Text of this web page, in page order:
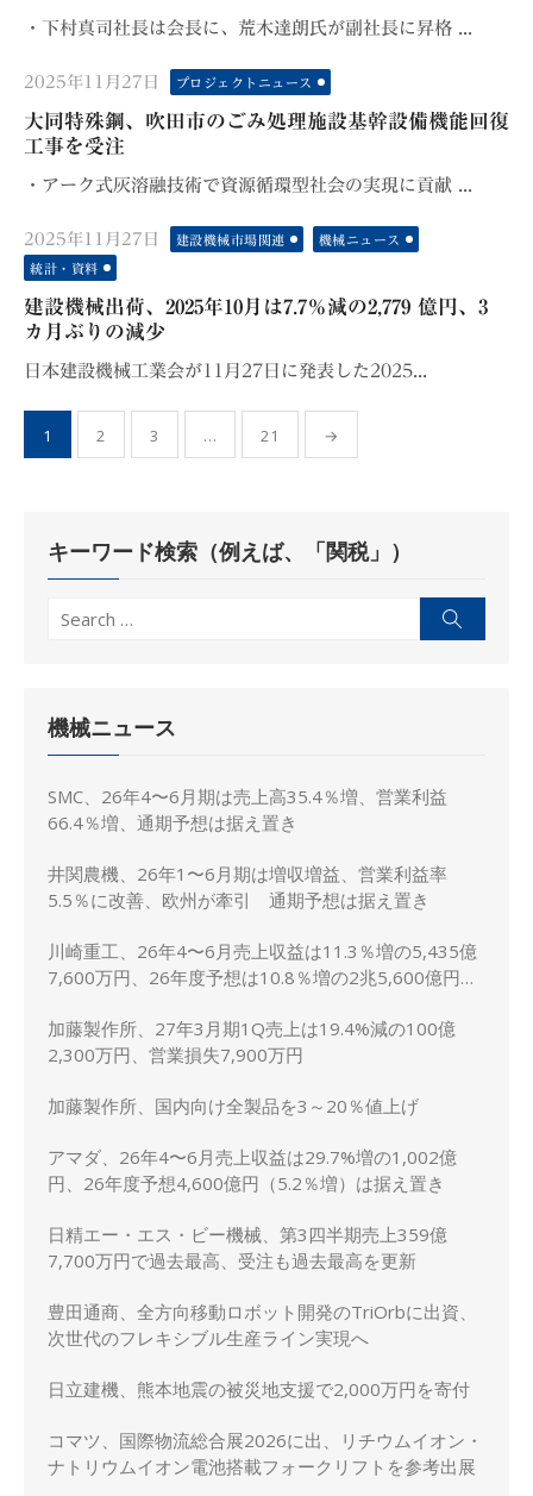
・下村真司社長は会長に、荒木達朗氏が副社長に昇格 ...
Posted
on
2025年11月27日 プロジェクトニュース
大同特殊鋼、吹田市のごみ処理施設基幹設備機能回復
工事を受注
・アーク式灰溶融技術で資源循環型社会の実現に貢献 ...
Posted
on
2025年11月27日 建設機械市場関連 機械ニュース
統計・資料
建設機械出荷、2025年10月は7.7％減の2,779 億円、3
カ月ぶりの減少
日本建設機械工業会が11月27日に発表した2025...
投
稿
ー
1 2 3 … 21 →
キーワード検索（例えば、「関税」）
Search
機械ニュース
SMC、26年4〜6月期は売上高35.4％増、営業利益
66.4％増、通期予想は据え置き
井関農機、26年1〜6月期は増収増益、営業利益率
5.5％に改善、欧州が牽引 通期予想は据え置き
川崎重工、26年4〜6月売上収益は11.3％増の5,435億
7,600万円、26年度予想は10.8％増の2兆5,600億円に
加藤製作所、27年3月期1Q売上は19.4%減の100億
2,300万円、営業損失7,900万円
加藤製作所、国内向け全製品を3～20％値上げ
アマダ、26年4〜6月売上収益は29.7%増の1,002億
円、26年度予想4,600億円（5.2％増）は据え置き
日精エー・エス・ビー機械、第3四半期売上359億
7,700万円で過去最高、受注も過去最高を更新
豊田通商、全方向移動ロボット開発のTriOrbに出資、
次世代のフレキシブル生産ライン実現へ
日立建機、熊本地震の被災地支援で2,000万円を寄付
コマツ、国際物流総合展2026に出、リチウムイオン・
ナトリウムイオン電池搭載フォークリフトを参考出展